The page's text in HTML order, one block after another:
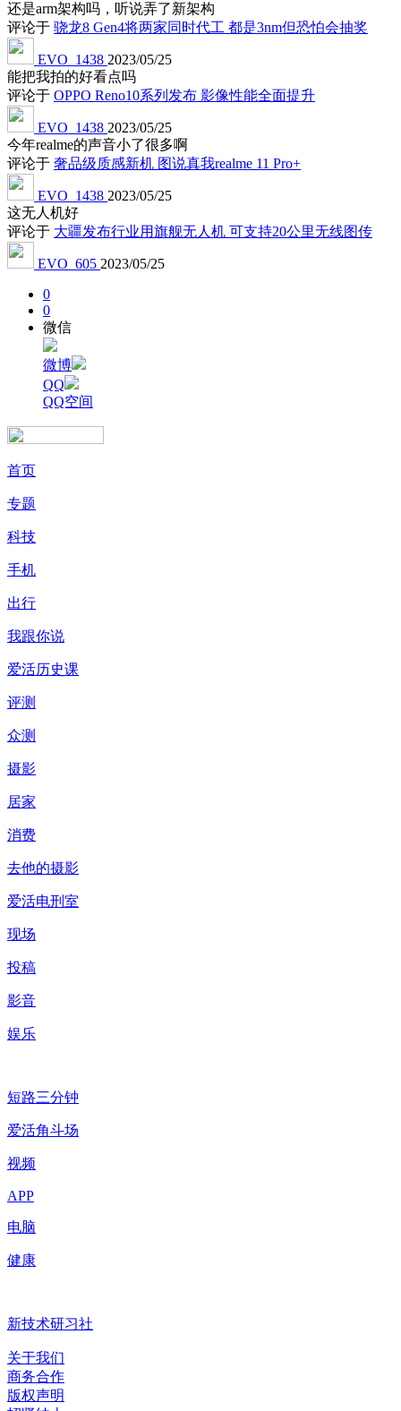
还是arm架构吗，听说弄了新架构
评论于 骁龙8 Gen4将两家同时代工 都是3nm但恐怕会抽奖
EVO_1438 2023/05/25
能把我拍的好看点吗
评论于 OPPO Reno10系列发布 影像性能全面提升
EVO_1438 2023/05/25
今年realme的声音小了很多啊
评论于 奢品级质感新机 图说真我realme 11 Pro+
EVO_1438 2023/05/25
这无人机好
评论于 大疆发布行业用旗舰无人机 可支持20公里无线图传
EVO_605 2023/05/25
0
0
微信
微博
QQ
QQ空间
首页
专题
科技
手机
出行
我跟你说
爱活历史课
评测
众测
摄影
居家
消费
去他的摄影
爱活电刑室
现场
投稿
影音
娱乐
短路三分钟
爱活角斗场
视频
APP
电脑
健康
新技术研习社
关于我们
商务合作
版权声明